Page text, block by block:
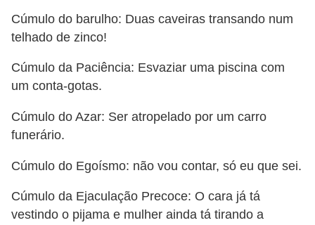
Cúmulo do barulho: Duas caveiras transando num
telhado de zinco!
Cúmulo da Paciência: Esvaziar uma piscina com
um conta-gotas.
Cúmulo do Azar: Ser atropelado por um carro
funerário.
Cúmulo do Egoísmo: não vou contar, só eu que sei.
Cúmulo da Ejaculação Precoce: O cara já tá
vestindo o pijama e mulher ainda tá tirando a